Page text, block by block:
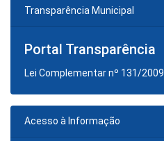
Transparência Municipal
Portal Transparência
Lei Complementar nº 131/2009
Acesso à Informação